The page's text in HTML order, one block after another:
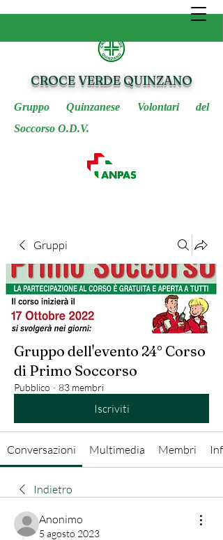
CROCE VERDE QUINZANO
Gruppo Quinzanese Volontari del
Soccorso O.D.V.
Gruppi
Gruppo dell'evento 24° Corso
di Primo Soccorso
Pubblico · 83 membri
Iscriviti
Conversazioni Multimedia Membri Info
Indietro
Anonimo
5 agosto 2023